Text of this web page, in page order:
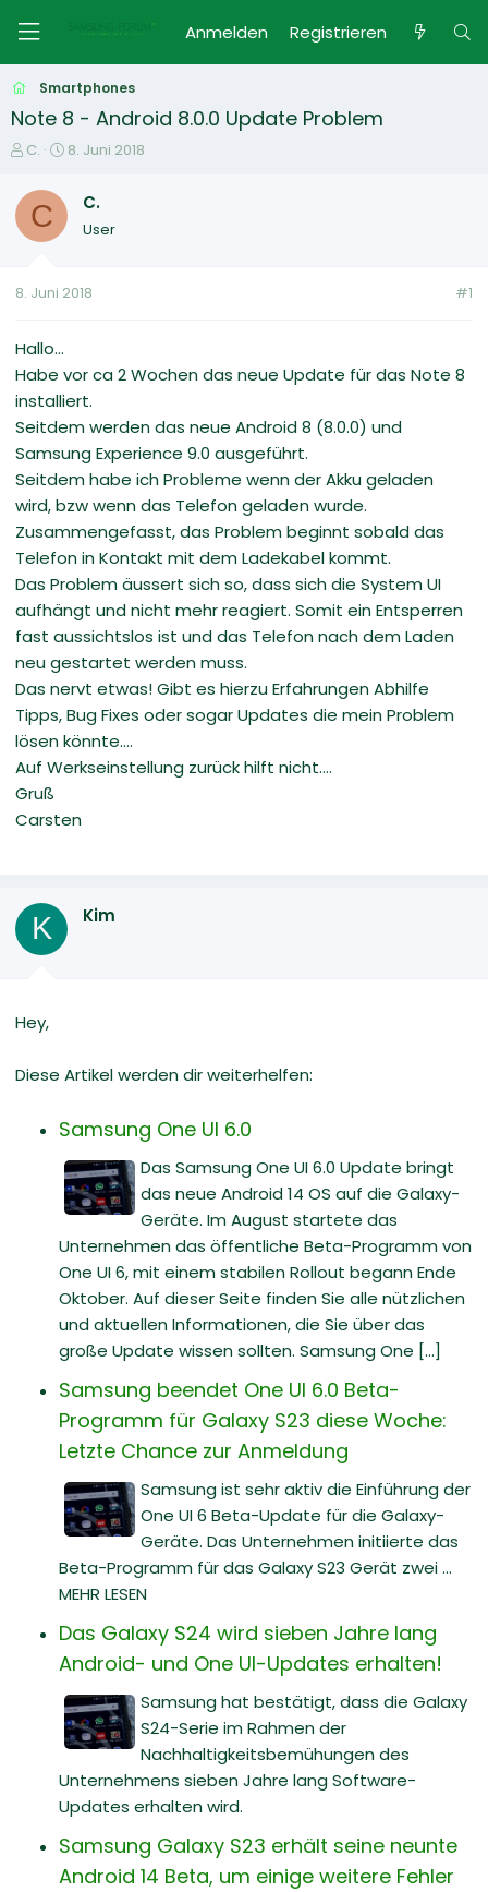
Anmelden Registrieren
Smartphones
Note 8 - Android 8.0.0 Update Problem
E
s
e
e
C.
E
t
t
8. Juni 2018
C C.
User
8. Juni 2018 #1
Hallo...
Habe vor ca 2 Wochen das neue Update für das Note 8
installiert.
Seitdem werden das neue Android 8 (8.0.0) und
Samsung Experience 9.0 ausgeführt.
Seitdem habe ich Probleme wenn der Akku geladen
wird, bzw wenn das Telefon geladen wurde.
Zusammengefasst, das Problem beginnt sobald das
Telefon in Kontakt mit dem Ladekabel kommt.
Das Problem äussert sich so, dass sich die System UI
aufhängt und nicht mehr reagiert. Somit ein Entsperren
fast aussichtslos ist und das Telefon nach dem Laden
neu gestartet werden muss.
Das nervt etwas! Gibt es hierzu Erfahrungen Abhilfe
Tipps, Bug Fixes oder sogar Updates die mein Problem
lösen könnte....
Auf Werkseinstellung zurück hilft nicht....
Gruß
Carsten
K Kim
Hey,
Diese Artikel werden dir weiterhelfen:
Samsung One UI 6.0
Das Samsung One UI 6.0 Update bringt
das neue Android 14 OS auf die Galaxy-
Geräte. Im August startete das
Unternehmen das öffentliche Beta-Programm von
One UI 6, mit einem stabilen Rollout begann Ende
Oktober. Auf dieser Seite finden Sie alle nützlichen
und aktuellen Informationen, die Sie über das
große Update wissen sollten. Samsung One [...]
Samsung beendet One UI 6.0 Beta-
Programm für Galaxy S23 diese Woche:
Letzte Chance zur Anmeldung
Samsung ist sehr aktiv die Einführung der
One UI 6 Beta-Update für die Galaxy-
Geräte. Das Unternehmen initiierte das
Beta-Programm für das Galaxy S23 Gerät zwei ...
MEHR LESEN
Das Galaxy S24 wird sieben Jahre lang
Android- und One UI-Updates erhalten!
Samsung hat bestätigt, dass die Galaxy
S24-Serie im Rahmen der
Nachhaltigkeitsbemühungen des
Unternehmens sieben Jahre lang Software-
Updates erhalten wird.
Samsung Galaxy S23 erhält seine neunte
Android 14 Beta, um einige weitere Fehler